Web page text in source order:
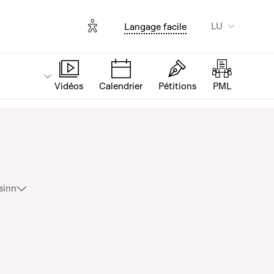
Options d'accessibilité
Langage facile LU
Vidéos Calendrier Pétitions PML
» Ukraine